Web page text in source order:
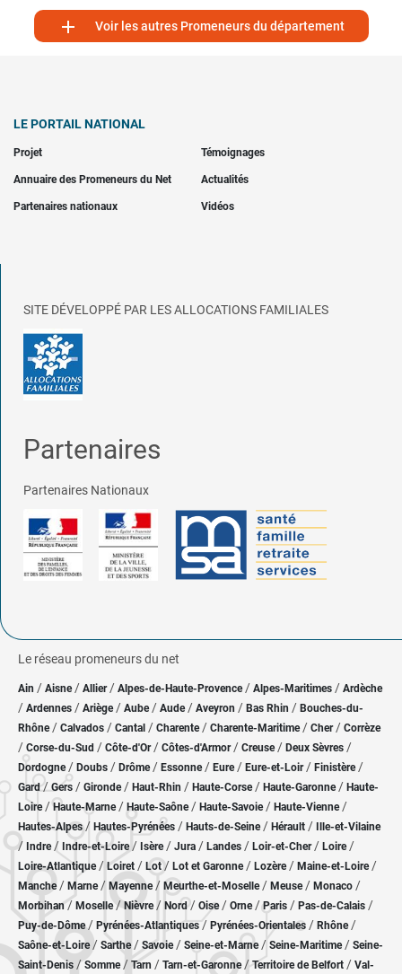
 Voir les autres Promeneurs du département
LE PORTAIL NATIONAL
Projet Témoignages
Annuaire des Promeneurs du Net Actualités
Partenaires nationaux Vidéos
SITE DÉVELOPPÉ PAR LES ALLOCATIONS FAMILIALES
Partenaires
Partenaires Nationaux
Le réseau promeneurs du net
Ain / Aisne/ Allier/ Alpes-de-Haute-Provence / Alpes-Maritimes / Ardèche
/ Ardennes / Ariège/ Aube/ Aude / Aveyron / Bas Rhin / Bouches-du-
Rhône/ Calvados / Cantal / Charente / Charente-Maritime/ Cher / Corrèze
/ Corse-du-Sud / Côte-d'Or / Côtes-d'Armor/ Creuse/ Deux Sèvres /
Dordogne/ Doubs / Drôme/ Essonne / Eure/ Eure-et-Loir / Finistère/
Gard/Gers / Gironde/ Haut-Rhin / Haute-Corse/ Haute-Garonne/ Haute-
Loire/Haute-Marne/ Haute-Saône/ Haute-Savoie/ Haute-Vienne/
Hautes-Alpes/ Hautes-Pyrénées / Hauts-de-Seine/ Hérault / Ille-et-Vilaine
/ Indre/ Indre-et-Loire/ Isère/ Jura / Landes / Loir-et-Cher/ Loire/
Loire-Atlantique/ Loiret / Lot/ Lot et Garonne/ Lozère / Maine-et-Loire/
Manche/ Marne/ Mayenne/ Meurthe-et-Moselle/ Meuse/ Monaco /
Morbihan/ Moselle/ Nièvre / Nord/ Oise / Orne/Paris / Pas-de-Calais /
Puy-de-Dôme/ Pyrénées-Atlantiques / Pyrénées-Orientales / Rhône/
Saône-et-Loire/ Sarthe/ Savoie/ Seine-et-Marne/ Seine-Maritime/ Seine-
Saint-Denis /Somme/ Tarn / Tarn-et-Garonne/Territoire de Belfort / Val-